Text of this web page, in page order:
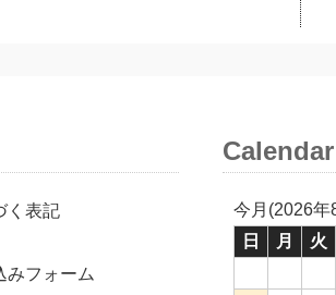
く表記
みフォーム
Calendar
今月(2026年
日
月 火